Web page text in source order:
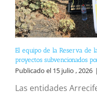
El equipo de la Reserva de
proyectos subvencionados
Publicado el 15 julio , 2026 |
Las entidades